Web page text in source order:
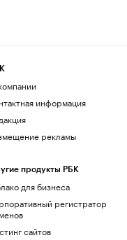
информация
рекламы
продукты РБК
для бизнеса
регистратор
сайтов